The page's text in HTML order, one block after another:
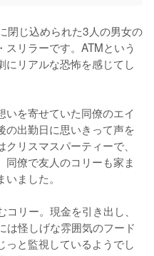
閉じ込められた3人の男女の
リラーです。ATMという
にリアルな恐怖を感じてし
いを寄せていた同僚のエイ
の出勤日に思いきって声を
リスマスパーティーで、
同僚で友人のコリーも家ま
ました。
リー。現金を引き出し、
は怪しげな雰囲気のフード
っと監視しているようでし